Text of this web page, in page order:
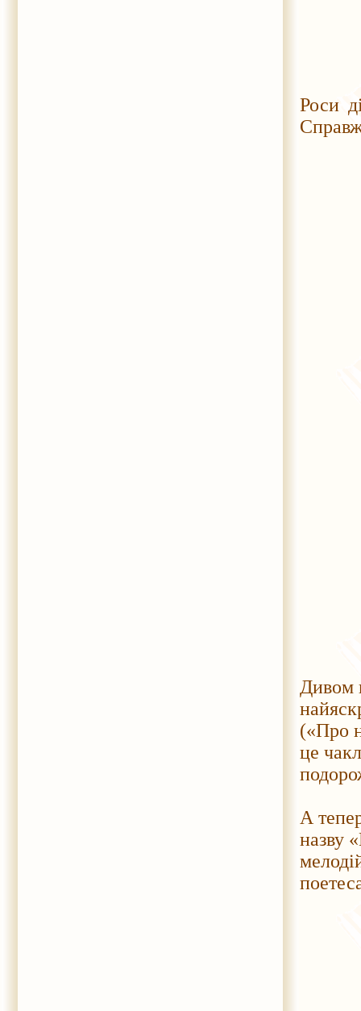
Роси
Дивом
(«Про
це
А
назву